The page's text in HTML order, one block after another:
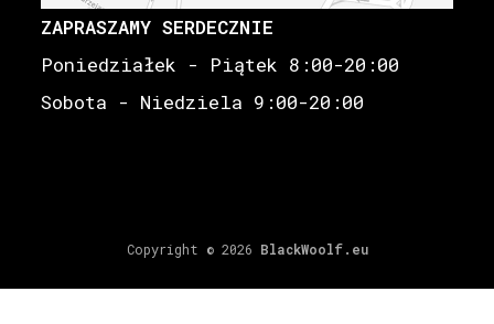
ZAPRASZAMY SERDECZNIE
Poniedziałek - Piątek 8:00-20:00
Sobota - Niedziela 9:00-20:00
Copyright © 2026 BlackWoolf.eu